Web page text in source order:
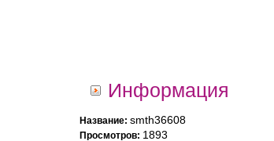
Информация
Название: smth36608
Просмотров: 1893